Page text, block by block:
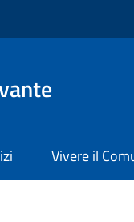
Vivere il